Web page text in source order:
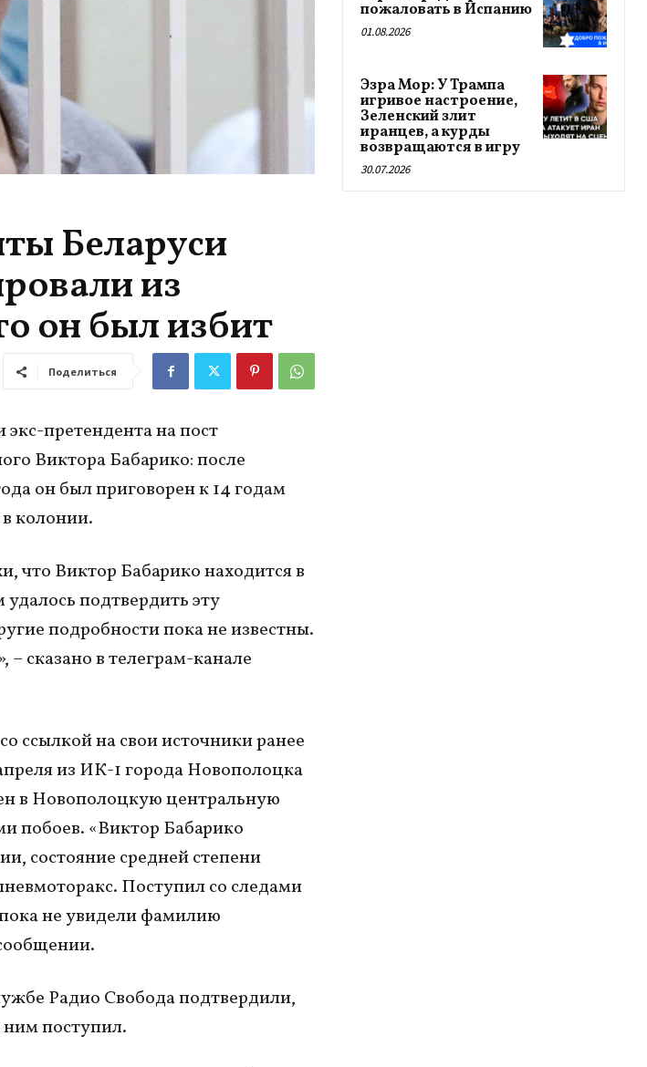
Беларуси
из
он был избит
Поделиться
претендента на пост
Виктора Бабарико: после
он был приговорен к 14 годам
колонии.
что Виктор Бабарико находится в
подтвердить эту
подробности пока не известны.
сказано в телеграм-канале
ссылкой на свои источники ранее
из ИК-1 города Новополоцка
в Новополоцкую центральную
побоев. «Виктор Бабарико
состояние средней степени
Поступил со следами
не увидели фамилию
Радио Свобода подтвердили,
ним поступил.
пожаловать в Испанию
01.08.2026
Эзра Мор: У Трампа
игривое настроение,
Зеленский злит
иранцев, а курды
возвращаются в игру
30.07.2026